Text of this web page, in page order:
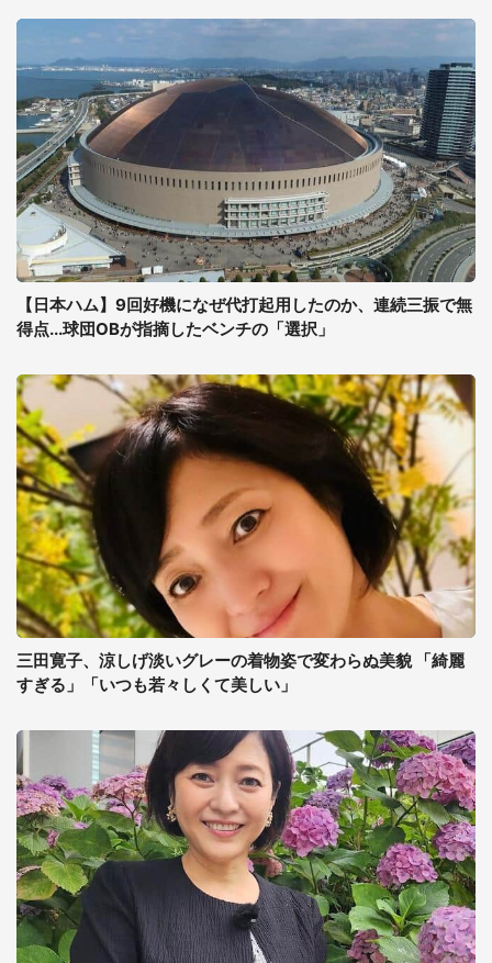
【日本ハム】9回好機になぜ代打起用したのか、連続三振で無
得点...球団OBが指摘したベンチの「選択」
三田寛子、涼しげ淡いグレーの着物姿で変わらぬ美貌 「綺麗
すぎる」「いつも若々しくて美しい」